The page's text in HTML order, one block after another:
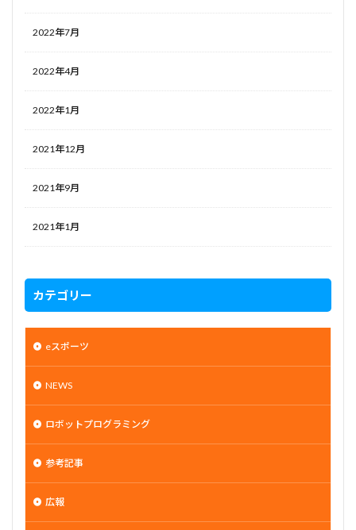
2022年7月
2022年4月
2022年1月
2021年12月
2021年9月
2021年1月
カテゴリー
eスポーツ
NEWS
ロボットプログラミング
参考記事
広報